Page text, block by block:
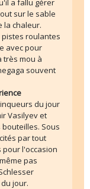
a fallu gérer
sur le sable
la chaleur.
roulantes
avec pour
très mou à
souvent
du jour
Vasilyev et
Sous
par tout
l'occasion
pas
jour.